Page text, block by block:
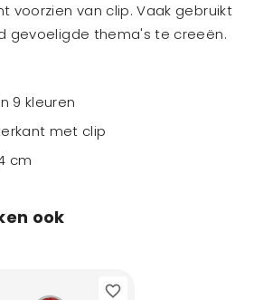
voorzien van clip. Vaak gebruikt
gevoeligde thema's te creeën.
9 kleuren
met clip
cm
ook